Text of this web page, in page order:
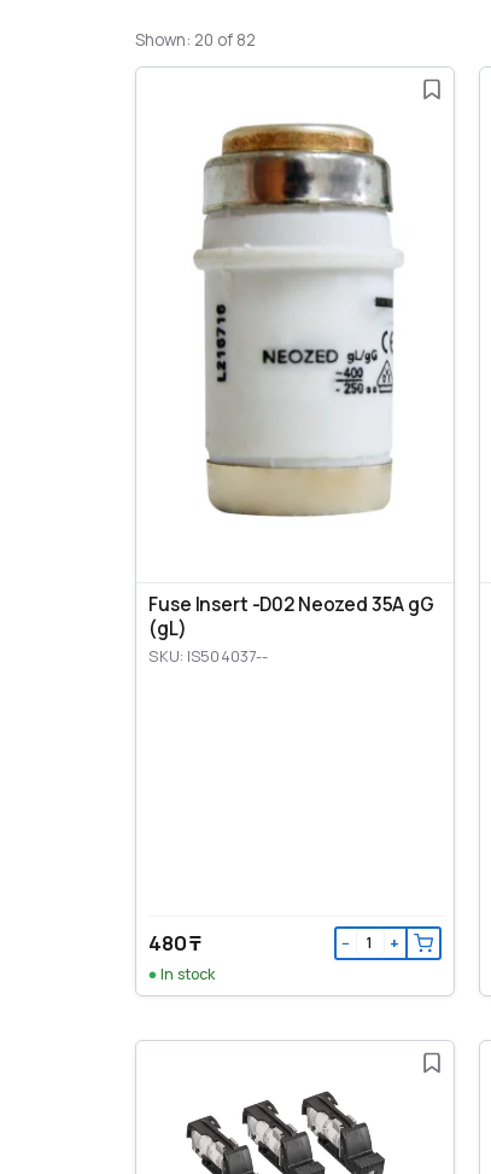
Shown: 20 of 82
Fuse Insert -D02 Neozed 35A gG
(gL)
SKU: IS504037--
480 ₸ − +
In stock